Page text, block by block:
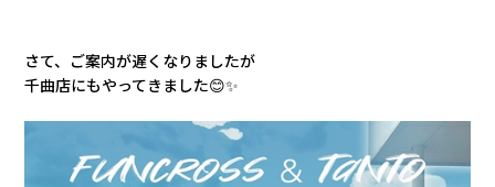
カタ
さて、ご案内が遅くなりましたが
千曲店にもやってきました😊✨